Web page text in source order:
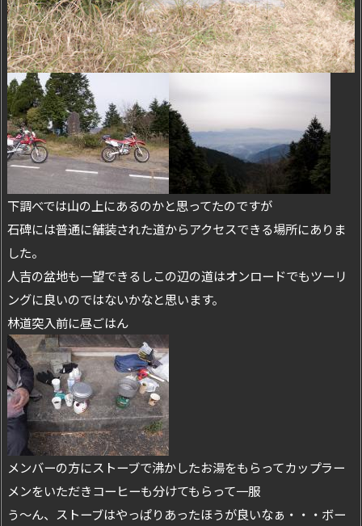
下調べでは山の上にあるのかと思ってたのですが
石碑には普通に舗装された道からアクセスできる場所にありま
した。
人吉の盆地も一望できるしこの辺の道はオンロードでもツーリ
ングに良いのではないかなと思います。
林道突入前に昼ごはん
メンバーの方にストーブで沸かしたお湯をもらってカップラー
メンをいただきコーヒーも分けてもらって一服
う～ん、ストーブはやっぱりあったほうが良いなぁ・・・ボー